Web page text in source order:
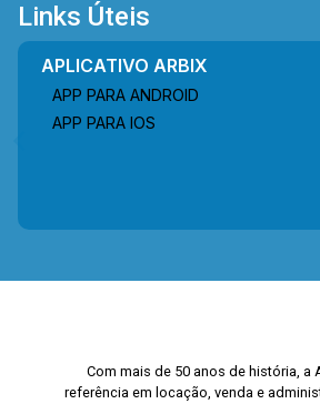
Links Úteis
APLICATIVO ARBIX
APP PARA ANDROID
APP PARA IOS
Com mais de 50 anos de história, a
referência em locação, venda e